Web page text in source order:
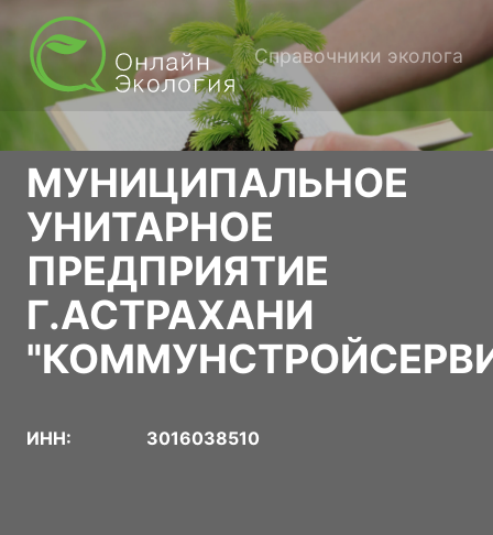
Справочники эколога
МУНИЦИПАЛЬНОЕ
УНИТАРНОЕ
ПРЕДПРИЯТИЕ
Г.АСТРАХАНИ
ИНН: 3016038510